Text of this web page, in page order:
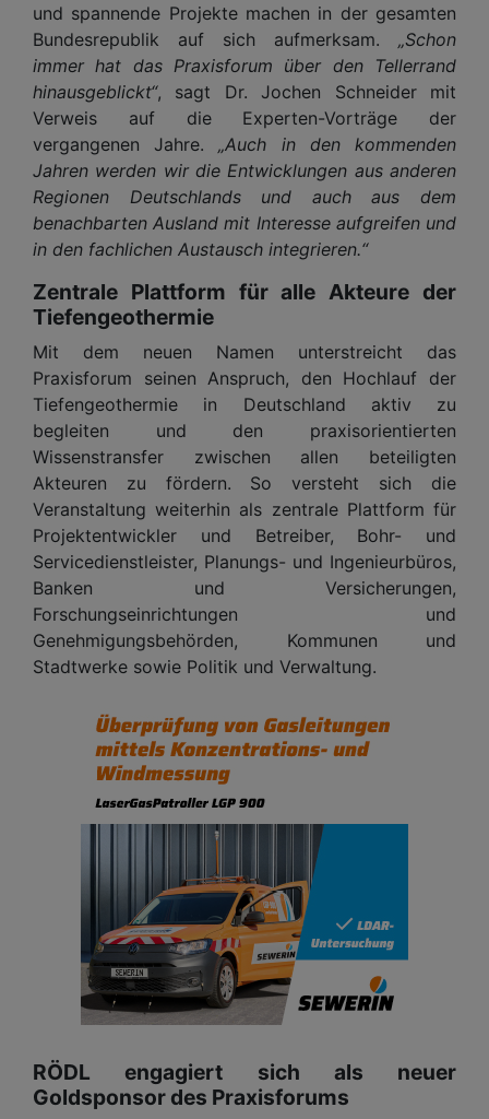
und spannende Projekte machen in der gesamten
Bundesrepublik auf sich aufmerksam. „Schon
immer hat das Praxisforum über den Tellerrand
hinausgeblickt“, sagt Dr. Jochen Schneider mit
Verweis auf die Experten-Vorträge der
vergangenen Jahre. „Auch in den kommenden
Jahren werden wir die Entwicklungen aus anderen
Regionen Deutschlands und auch aus dem
benachbarten Ausland mit Interesse aufgreifen und
in den fachlichen Austausch integrieren.“
Zentrale Plattform für alle Akteure der
Tiefengeothermie
Mit dem neuen Namen unterstreicht das
Praxisforum seinen Anspruch, den Hochlauf der
Tiefengeothermie in Deutschland aktiv zu
begleiten und den praxisorientierten
Wissenstransfer zwischen allen beteiligten
Akteuren zu fördern. So versteht sich die
Veranstaltung weiterhin als zentrale Plattform für
Projektentwickler und Betreiber, Bohr- und
Servicedienstleister, Planungs- und Ingenieurbüros,
Banken und Versicherungen,
Forschungseinrichtungen und
Genehmigungsbehörden, Kommunen und
Stadtwerke sowie Politik und Verwaltung.
RÖDL engagiert sich als neuer
Goldsponsor des Praxisforums